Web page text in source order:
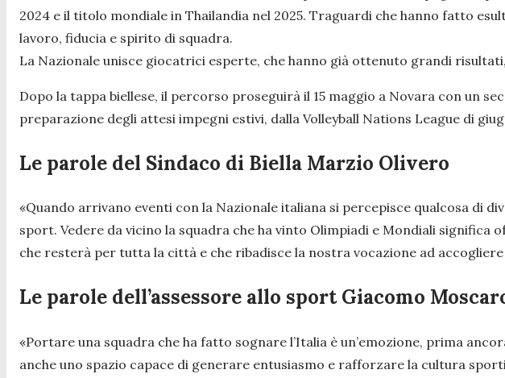
2024 e il titolo mondiale in Thailandia nel 2025. Traguardi che hanno fatto
lavoro, fiducia e spirito di squadra.
La Nazionale unisce giocatrici esperte, che hanno già ottenuto grandi
Dopo la tappa biellese, il percorso proseguirà il 15 maggio a Novara con un
preparazione degli attesi impegni estivi, dalla Volleyball Nations League di
Le parole del Sindaco di Biella Marzio Olivero
«Quando arrivano eventi con la Nazionale italiana si percepisce qualcosa di
sport. Vedere da vicino la squadra che ha vinto Olimpiadi e Mondiali
che resterà per tutta la città e che ribadisce la nostra vocazione ad
Le parole dell’assessore allo sport Giacomo
«Portare una squadra che ha fatto sognare l’Italia è un’emozione, prima
anche uno spazio capace di generare entusiasmo e rafforzare la cultura